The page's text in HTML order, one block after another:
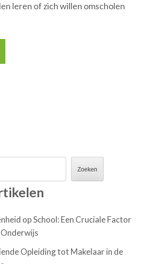
leren of zich willen omscholen
Zoeken
op School: Een Cruciale Factor
Opleiding tot Makelaar in de